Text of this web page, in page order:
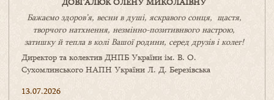
Бажаємо здоров’я, весни в душі, яскравого сонця, щастя,
творчого натхнення, незмінно-позитивнвого настрою,
затишкуйтепла в коліВашоїродини, серед друзів і колег!
Директор та колектив ДНПБ України ім. В. О.
Сухомлинського НАПН України Л. Д. Березівська
13.07.2026